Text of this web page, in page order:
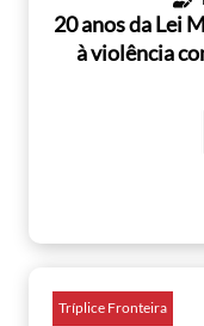
20 anos da Lei
à violência
Tríplice Fronteira